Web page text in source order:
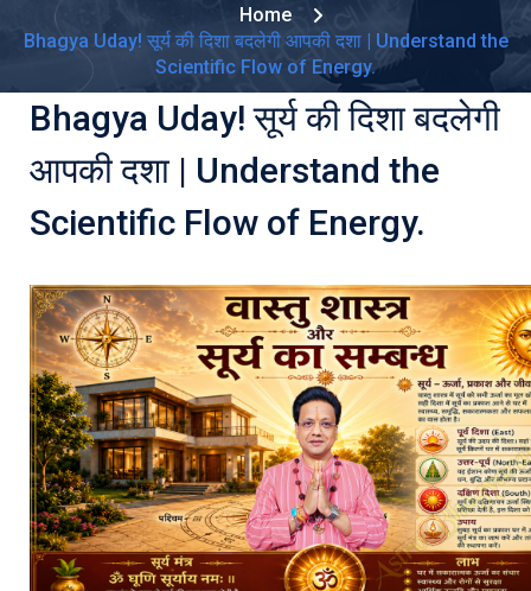
Home
Bhagya Uday! सूर्य की दिशा बदलेगी आपकी दशा | Understand the
Scientific Flow of Energy.
Bhagya Uday! सूर्य की दिशा बदलेगी
आपकी दशा | Understand the
Scientific Flow of Energy.